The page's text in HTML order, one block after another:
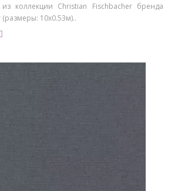
коллекции Christian Fischbacher бренда
(размеры: 10х0.53м)..